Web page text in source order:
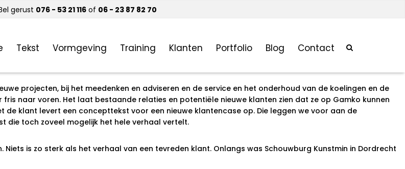
gerust 076 - 53 21 116 of 06 - 23 87 82 70
Tekst Vormgeving Training Klanten Portfolio Blog Contact
recreatie, bedrijfsleven, (zorg)instellingen en overheden. Soet en Blank helpt Gamko bij de verdere
de veelzijdigheid van Gamko. Standaardoplossingen, maatwerk, flexibele indelingen… Het is
40 jaar een enorm klanten- en leveranciersnetwerk op.
projecten, bij het meedenken en adviseren en de service en het onderhoud van de koelingen en de
naar voren. Het laat bestaande relaties en potentiële nieuwe klanten zien dat ze op Gamko kunnen
de klant levert een concepttekst voor een nieuwe klantencase op. Die leggen we voor aan de
die toch zoveel mogelijk het hele verhaal vertelt.
is zo sterk als het verhaal van een tevreden klant. Onlangs was Schouwburg Kunstmin in Dordrecht